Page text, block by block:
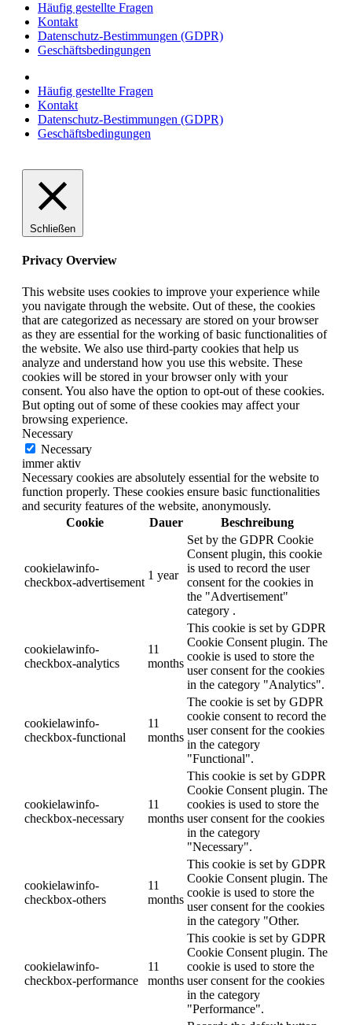
Häufig gestellte Fragen
Kontakt
Datenschutz-Bestimmungen (GDPR)
Geschäftsbedingungen
Häufig gestellte Fragen
Kontakt
Datenschutz-Bestimmungen (GDPR)
Geschäftsbedingungen
Schließen
Privacy Overview
This website uses cookies to improve your experience while
you navigate through the website. Out of these, the cookies
that are categorized as necessary are stored on your browser
as they are essential for the working of basic functionalities of
the website. We also use third-party cookies that help us
analyze and understand how you use this website. These
cookies will be stored in your browser only with your
consent. You also have the option to opt-out of these cookies.
But opting out of some of these cookies may affect your
browsing experience.
Necessary
Necessary
immer aktiv
Necessary cookies are absolutely essential for the website to
function properly. These cookies ensure basic functionalities
and security features of the website, anonymously.
Cookie
Dauer Beschreibung
cookielawinfo-
checkbox-advertisement
1 year
Set by the GDPR Cookie
Consent plugin, this cookie
is used to record the user
consent for the cookies in
the "Advertisement"
category .
cookielawinfo-
checkbox-analytics
11
months
This cookie is set by GDPR
Cookie Consent plugin. The
cookie is used to store the
user consent for the cookies
in the category "Analytics".
cookielawinfo-
checkbox-functional
11
months
The cookie is set by GDPR
cookie consent to record the
user consent for the cookies
in the category
"Functional".
cookielawinfo-
checkbox-necessary
11
months
This cookie is set by GDPR
Cookie Consent plugin. The
cookies is used to store the
user consent for the cookies
in the category
"Necessary".
cookielawinfo-
checkbox-others
11
months
This cookie is set by GDPR
Cookie Consent plugin. The
cookie is used to store the
user consent for the cookies
in the category "Other.
cookielawinfo-
checkbox-performance
11
months
This cookie is set by GDPR
Cookie Consent plugin. The
cookie is used to store the
user consent for the cookies
in the category
"Performance".